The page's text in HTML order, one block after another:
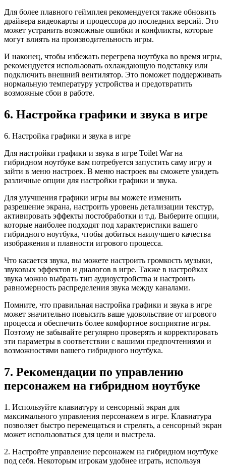
Для более плавного геймплея рекомендуется также обновить
драйвера видеокарты и процессора до последних версий. Это
может устранить возможные ошибки и конфликты, которые
могут влиять на производительность игры.
И наконец, чтобы избежать перегрева ноутбука во время игры,
рекомендуется использовать охлаждающую подставку или
подключить внешний вентилятор. Это поможет поддерживать
нормальную температуру устройства и предотвратить
возможные сбои в работе.
6. Настройка графики и звука в игре
6. Настройка графики и звука в игре
Для настройки графики и звука в игре Toilet War на
гибридном ноутбуке вам потребуется запустить саму игру и
зайти в меню настроек. В меню настроек вы сможете увидеть
различные опции для настройки графики и звука.
Для улучшения графики игры вы можете изменить
разрешение экрана, настроить уровень детализации текстур,
активировать эффекты постобработки и т.д. Выберите опции,
которые наиболее подходят под характеристики вашего
гибридного ноутбука, чтобы добиться наилучшего качества
изображения и плавности игрового процесса.
Что касается звука, вы можете настроить громкость музыки,
звуковых эффектов и диалогов в игре. Также в настройках
звука можно выбрать тип аудиоустройства и настроить
равномерность распределения звука между каналами.
Помните, что правильная настройка графики и звука в игре
может значительно повысить ваше удовольствие от игрового
процесса и обеспечить более комфортное восприятие игры.
Поэтому не забывайте регулярно проверять и корректировать
эти параметры в соответствии с вашими предпочтениями и
возможностями вашего гибридного ноутбука.
7. Рекомендации по управлению
персонажем на гибридном ноутбуке
1. Используйте клавиатуру и сенсорный экран для
максимального управления персонажем в игре. Клавиатура
позволяет быстро перемещаться и стрелять, а сенсорный экран
может использоваться для цели и выстрела.
2. Настройте управление персонажем на гибридном ноутбуке
под себя. Некоторым игрокам удобнее играть, используя